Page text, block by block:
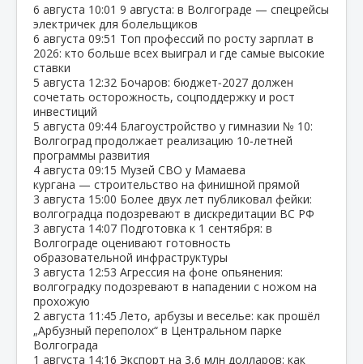
6 августа 10:01 9 августа: в Волгограде — спецрейсы
электричек для болельщиков
6 августа 09:51 Топ профессий по росту зарплат в
2026: кто больше всех выиграл и где самые высокие
ставки
5 августа 12:32 Бочаров: бюджет‑2027 должен
сочетать осторожность, соцподдержку и рост
инвестиций
5 августа 09:44 Благоустройство у гимназии № 10:
Волгоград продолжает реализацию 10‑летней
программы развития
4 августа 09:15 Музей СВО у Мамаева
кургана — строительство на финишной прямой
3 августа 15:00 Более двух лет публиковал фейки:
волгоградца подозревают в дискредитации ВС РФ
3 августа 14:07 Подготовка к 1 сентября: в
Волгограде оценивают готовность
образовательной инфраструктуры
3 августа 12:53 Агрессия на фоне опьянения:
волгоградку подозревают в нападении с ножом на
прохожую
2 августа 11:45 Лето, арбузы и веселье: как прошёл
„Арбузный переполох“ в Центральном парке
Волгограда
1 августа 14:16 Экспорт на 3,6 млн долларов: как